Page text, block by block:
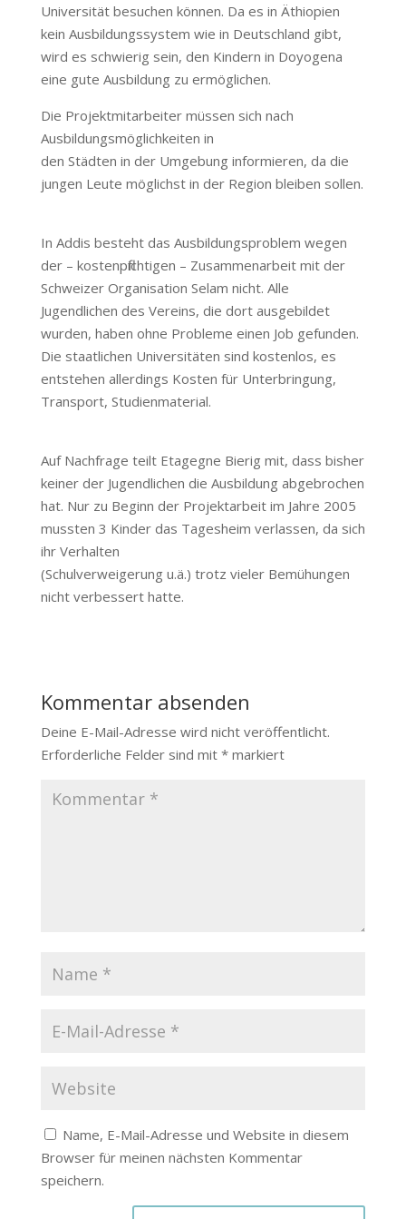
Universität besuchen können. Da es in Äthiopien
kein Ausbildungssystem wie in Deutschland gibt,
wird es schwierig sein, den Kindern in Doyogena
eine gute Ausbildung zu ermöglichen.
Die Projektmitarbeiter müssen sich nach
Ausbildungsmöglichkeiten in
den Städten in der Umgebung informieren, da die
jungen Leute möglichst in der Region bleiben sollen.
In Addis besteht das Ausbildungsproblem wegen
der – kostenpflichtigen – Zusammenarbeit mit der
Schweizer Organisation Selam nicht. Alle
Jugendlichen des Vereins, die dort ausgebildet
wurden, haben ohne Probleme einen Job gefunden.
Die staatlichen Universitäten sind kostenlos, es
entstehen allerdings Kosten für Unterbringung,
Transport, Studienmaterial.
Auf Nachfrage teilt Etagegne Bierig mit, dass bisher
keiner der Jugendlichen die Ausbildung abgebrochen
hat. Nur zu Beginn der Projektarbeit im Jahre 2005
mussten 3 Kinder das Tagesheim verlassen, da sich
ihr Verhalten
(Schulverweigerung u.ä.) trotz vieler Bemühungen
nicht verbessert hatte.
Kommentar absenden
Deine E-Mail-Adresse wird nicht veröffentlicht.
Erforderliche Felder sind mit *markiert
Name, E-Mail-Adresse und Website in diesem
Browser für meinen nächsten Kommentar
speichern.